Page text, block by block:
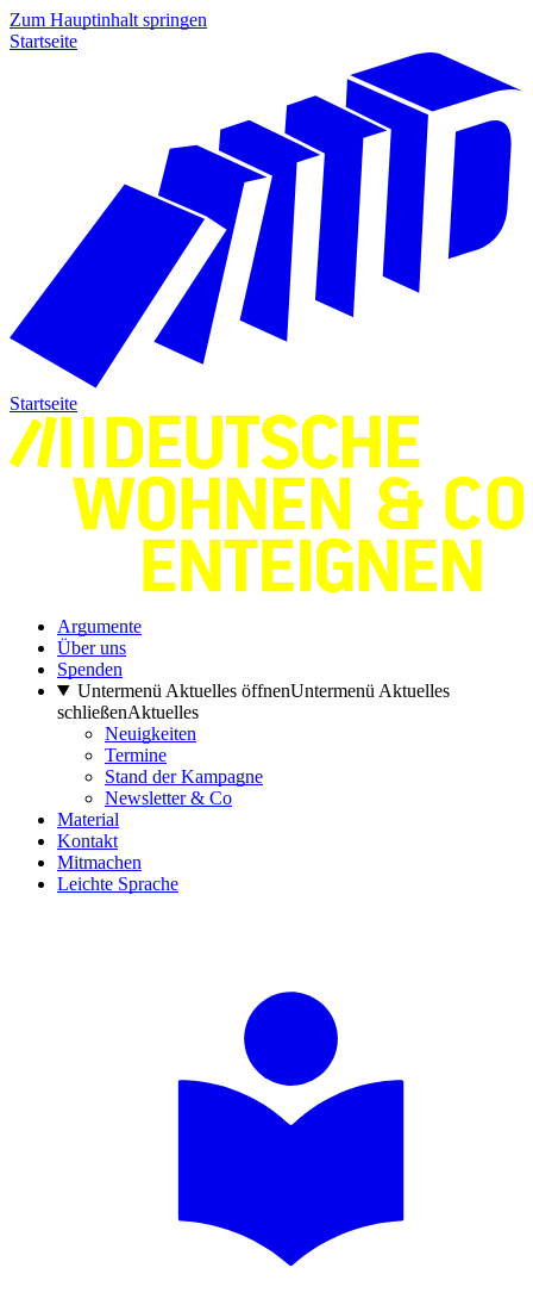
Zum Hauptinhalt springen
Startseite
Startseite
Argumente
Über uns
Spenden
Untermenü Aktuelles öffnenUntermenü Aktuelles
schließenAktuelles
Neuigkeiten
Termine
Stand der Kampagne
Newsletter & Co
Material
Kontakt
Mitmachen
Leichte Sprache